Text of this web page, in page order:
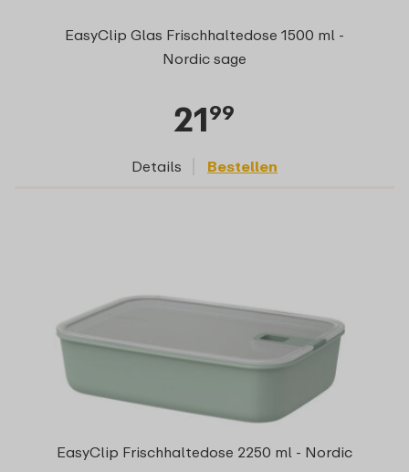
EasyClip Glas Frischhaltedose 1500 ml -
Nordic sage
2199
Details Bestellen
EasyClip Frischhaltedose 2250 ml - Nordic